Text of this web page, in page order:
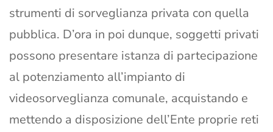
strumenti di sorveglianza privata con quella
pubblica. D’ora in poi dunque, soggetti privati
possono presentare istanza di partecipazione
al potenziamento all’impianto di
videosorveglianza comunale, acquistando e
mettendo a disposizione dell’Ente proprie reti